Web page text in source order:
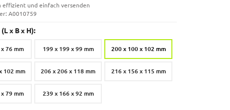
effizient und einfach versenden
A0010759
x B x H):
76 mm 199 x 199 x 99 mm 200 x 100 x 102 mm
102 mm 206 x 206 x 118 mm 216 x 156 x 115 mm
79 mm 239 x 166 x 92 mm